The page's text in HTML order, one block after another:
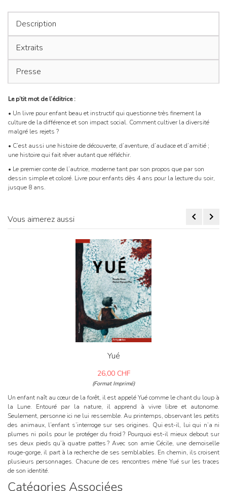
Description
Extraits
Presse
Le p’tit mot de l’éditrice :
• Un livre pour enfant beau et instructif qui questionne très finement la
culture de la différence et son impact social. Comment cultiver la diversité
malgré les rejets ?
• C’est aussi une histoire de découverte, d’aventure, d’audace et d’amitié ;
une histoire qui fait rêver autant que réfléchir.
• Le premier conte de l’autrice, moderne tant par son propos que par son
dessin simple et coloré. Livre pour enfants dès 4 ans pour la lecture du soir,
jusque 8 ans.
Vous aimerez aussi
Yué
26,00 CHF
(Format Imprimé)
Un enfant naît au cœur de la forêt, il est appelé Yué comme le chant du loup à
la Lune. Entouré par la nature, il apprend à vivre libre et autonome.
Seulement, personne ici ne lui ressemble. Au printemps, observant les petits
des animaux, l’enfant s’interroge sur ses origines. Qui est-il, lui qui n’a ni
plumes ni poils pour le protéger du froid ? Pourquoi est-il mieux debout sur
ses deux pieds qu’à quatre pattes ? Avec son amie Cécile, une demoiselle
rouge-gorge, il part à la recherche de ses semblables. En chemin, ils croisent
plusieurs personnages. Chacune de ces rencontres mène Yué sur les traces
de son identité.
Catégories Associées